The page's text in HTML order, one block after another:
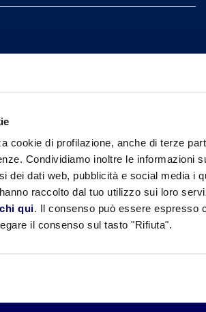
cookie di profilazione, anche di terze
Condividiamo inoltre le informazioni
dei dati web, pubblicità e social media i
raccolto dal tuo utilizzo sui loro
qui. Il consenso può essere espresso
il consenso sul tasto "Rifiuta".